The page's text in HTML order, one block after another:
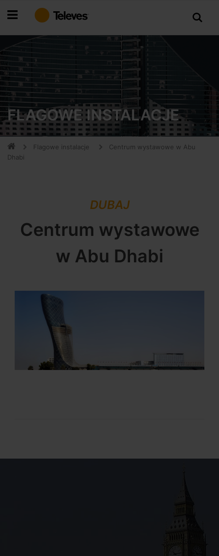
do
FLAGOWE INSTALACJE
Flagowe instalacje
Centrum wystawowe w Abu
Dhabi
DUBAJ
Centrum wystawowe
w Abu Dhabi